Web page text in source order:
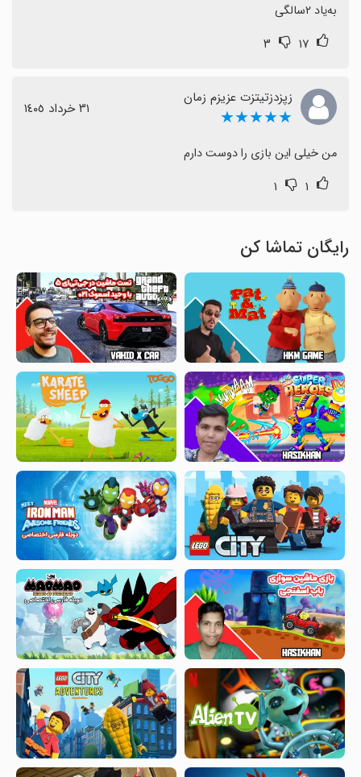
به‌یاد ۲سالگی
۱۷ ۳
زپزدزتیتزت عزیزم زمان
★★★★★ ٣١ خرداد ١٤٠٥
من خیلی این بازی را دوست دارم
۱ ۱
رایگان تماشا کن